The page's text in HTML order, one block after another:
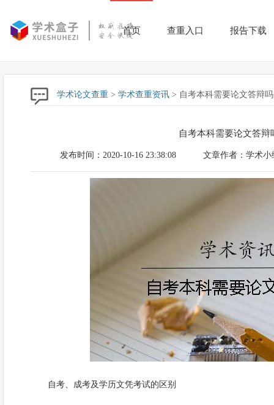
首页 查重入口 报告下载
学术论文查重 > 学术查重资讯 > 自考本科需要论文答辩吗
自考本科需要论文答辩
发布时间：2020-10-16 23:38:08 文章作者：学术小
自考、成考及学历文凭考试的区别